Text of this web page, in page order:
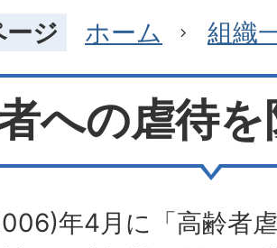
ジ ホーム 組織
への虐待
年4月に「高齢者